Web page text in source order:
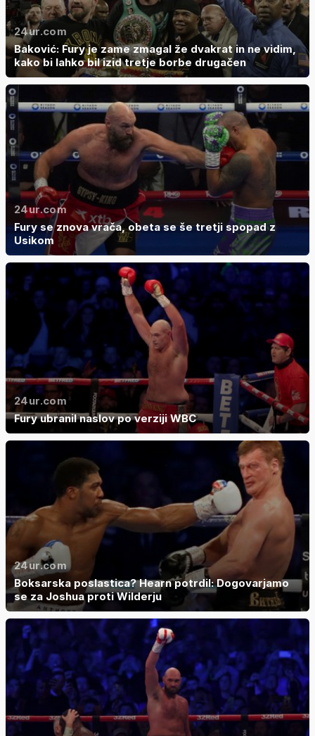
24ur.com
Baković: Fury je zame zmagal že dvakrat in ne vidim,
kako bi lahko bil izid tretje borbe drugačen
24ur.com
Fury se znova vrača, obeta se še tretji spopad z
Usikom
24ur.com
Fury ubranil naslov po verziji WBC
24ur.com
Boksarska poslastica? Hearn potrdil: Dogovarjamo
se za Joshua proti Wilderju